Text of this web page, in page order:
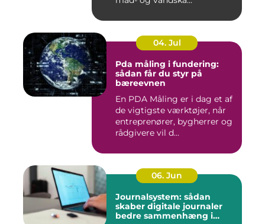
04. Jul
Pda måling i fundering:
sådan får du styr på
bæreevnen
En PDA Måling er i dag et af
de vigtigste værktøjer, når
entreprenører, bygherrer og
rådgivere vil d...
06. Jun
Journalsystem: sådan
skaber digitale journaler
bedre sammenhæng i